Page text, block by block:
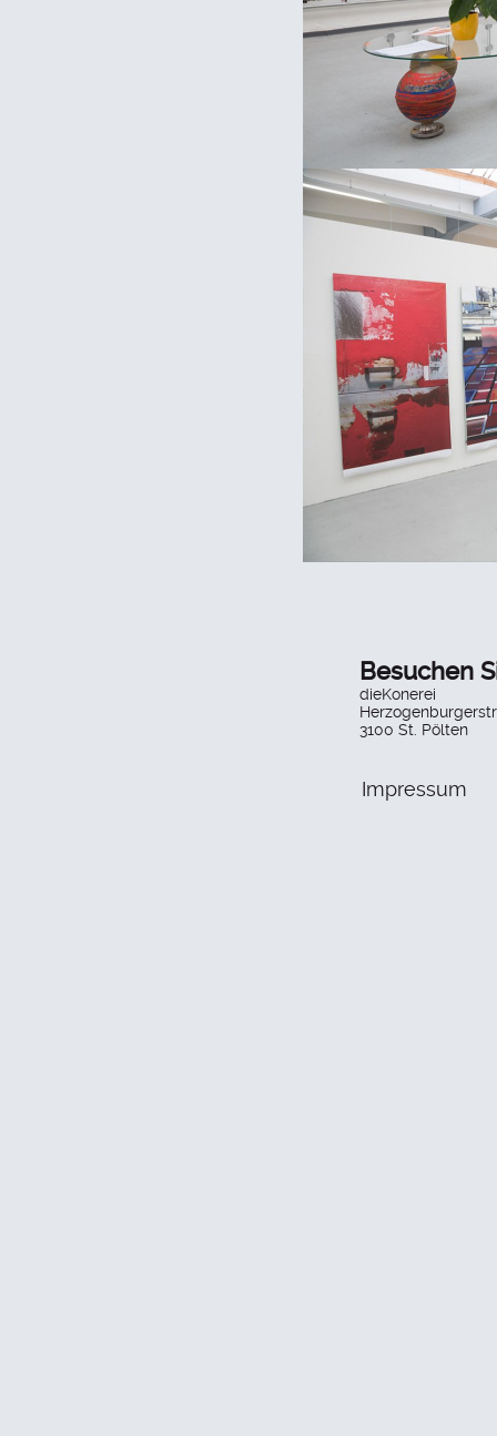
Besuchen
dieKonerei
3100 St. Pölten
Impressum